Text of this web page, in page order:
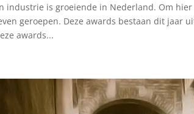
industrie is groeiende in Nederland. Om
geroepen. Deze awards bestaan dit jaar
awards...